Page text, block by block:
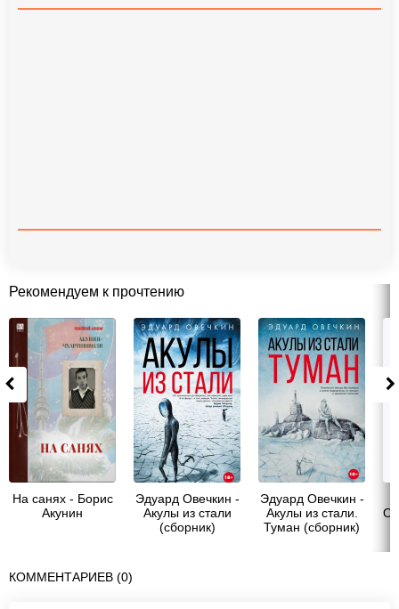
Рекомендуем к прочтению
На санях - Борис
Акунин
Эдуард Овечкин -
Акулы из стали
(сборник)
Эдуард Овечкин -
Акулы из стали.
Туман (сборник)
КОММЕНТАРИЕВ (0)